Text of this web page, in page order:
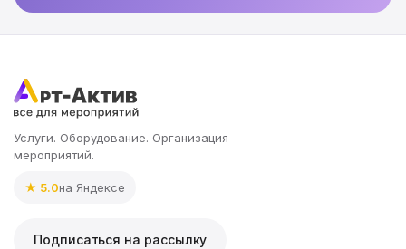
Услуги. Оборудование. Организация
мероприятий.
★ 5.0на Яндексе
Подписаться на рассылку